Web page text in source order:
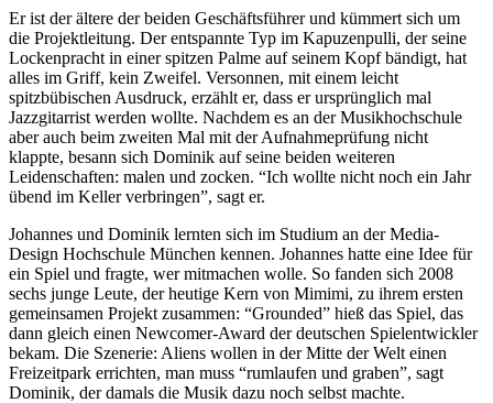
Er ist der ältere der beiden Geschäftsführer und kümmert sich um
die Projektleitung. Der entspannte Typ im Kapuzenpulli, der seine
Lockenpracht in einer spitzen Palme auf seinem Kopf bändigt, hat
alles im Griff, kein Zweifel. Versonnen, mit einem leicht
spitzbübischen Ausdruck, erzählt er, dass er ursprünglich mal
Jazzgitarrist werden wollte. Nachdem es an der Musikhochschule
aber auch beim zweiten Mal mit der Aufnahmeprüfung nicht
klappte, besann sich Dominik auf seine beiden weiteren
Leidenschaften: malen und zocken. “Ich wollte nicht noch ein Jahr
übend im Keller verbringen”, sagt er.
Johannes und Dominik lernten sich im Studium an der Media-
Design Hochschule München kennen. Johannes hatte eine Idee für
ein Spiel und fragte, wer mitmachen wolle. So fanden sich 2008
sechs junge Leute, der heutige Kern von Mimimi, zu ihrem ersten
gemeinsamen Projekt zusammen: “Grounded” hieß das Spiel, das
dann gleich einen Newcomer-Award der deutschen Spielentwickler
bekam. Die Szenerie: Aliens wollen in der Mitte der Welt einen
Freizeitpark errichten, man muss “rumlaufen und graben”, sagt
Dominik, der damals die Musik dazu noch selbst machte.